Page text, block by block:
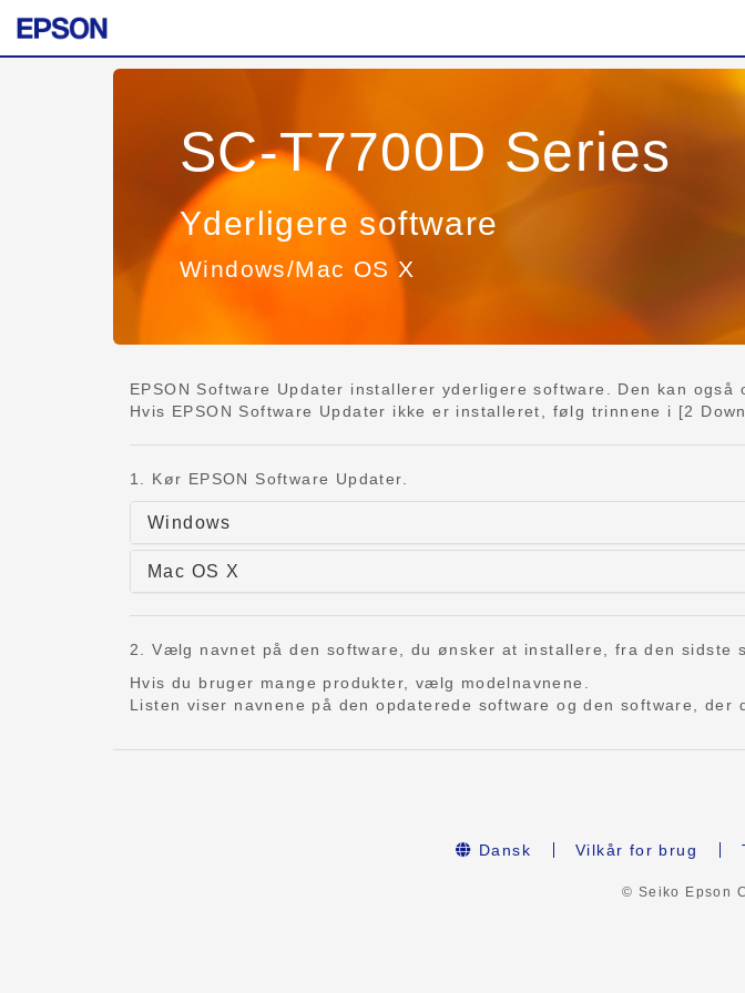
SC-T7700D Series
Yderligere software
Windows/Mac OS X
EPSON Software Updater installerer yderligere software. Den kan
Hvis EPSON Software Updater ikke er installeret, følg trinnene i [2
1. Kør EPSON Software Updater.
Windows
Mac OS X
2. Vælg navnet på den software, du ønsker at installere, fra den sidste
Hvis du bruger mange produkter, vælg modelnavnene.
Listen viser navnene på den opdaterede software og den software, der
Dansk Vilkår for brug
© Seiko Epson